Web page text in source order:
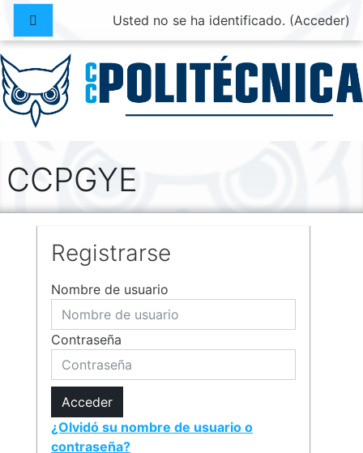
Salta al contenido principal
Panel lateralUsted no se ha identificado. (Acceder)
CCPGYE
Registrarse
Nombre de usuario
Contraseña
Acceder
¿Olvidó su nombre de usuario o
contraseña?